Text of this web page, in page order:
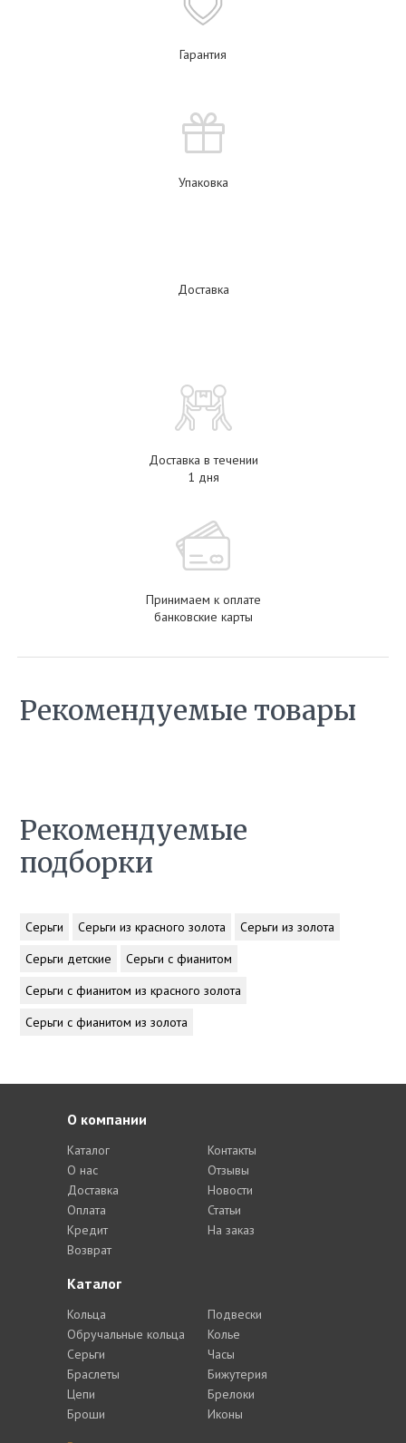
Гарантия
Упаковка
Доставка
Доставка в течении
1 дня
Принимаем к оплате
банковские карты
Рекомендуемые товары
Рекомендуемые
подборки
Серьги Серьги из красного золота
Серьги из золота
Серьги детские
Серьги с фианитом
Серьги с фианитом из красного золота
Серьги с фианитом из золота
Каталог
Кольца
Обручальные кольца
Серьги
Браслеты
Цепи
Броши
Подвески
Колье
Часы
Бижутерия
Брелоки
Иконы
О компании
Каталог
О нас
Доставка
Оплата
Кредит
Возврат
Контакты
Отзывы
Новости
Статьи
На заказ